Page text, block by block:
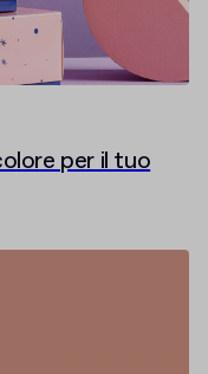
per il tuo